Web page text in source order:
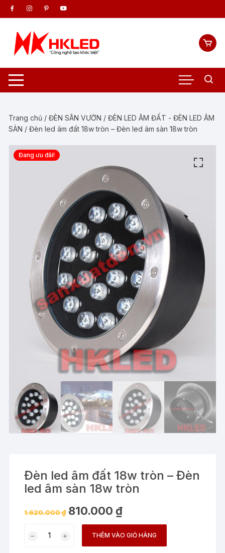
Chuyển
tới
dung
Trang chủ /ĐÈN SÂN VƯỜN /ĐÈN LED ÂM ĐẤT - ĐÈN LED ÂM
SÀN / Đèn led âm đất 18w tròn – Đèn led âm sàn 18w tròn
Đang ưu đãi!
Đèn led âm đất 18w tròn – Đèn
led âm sàn 18w tròn
1.620.000₫ Giá
gốc
1.620.000 ₫.
810.000 ₫Giá
tại
là:
810.000 ₫.
THÊM VÀO GIỎ HÀNG